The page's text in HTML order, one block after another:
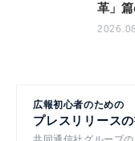
革」
広報初心者のための
プレスリリース